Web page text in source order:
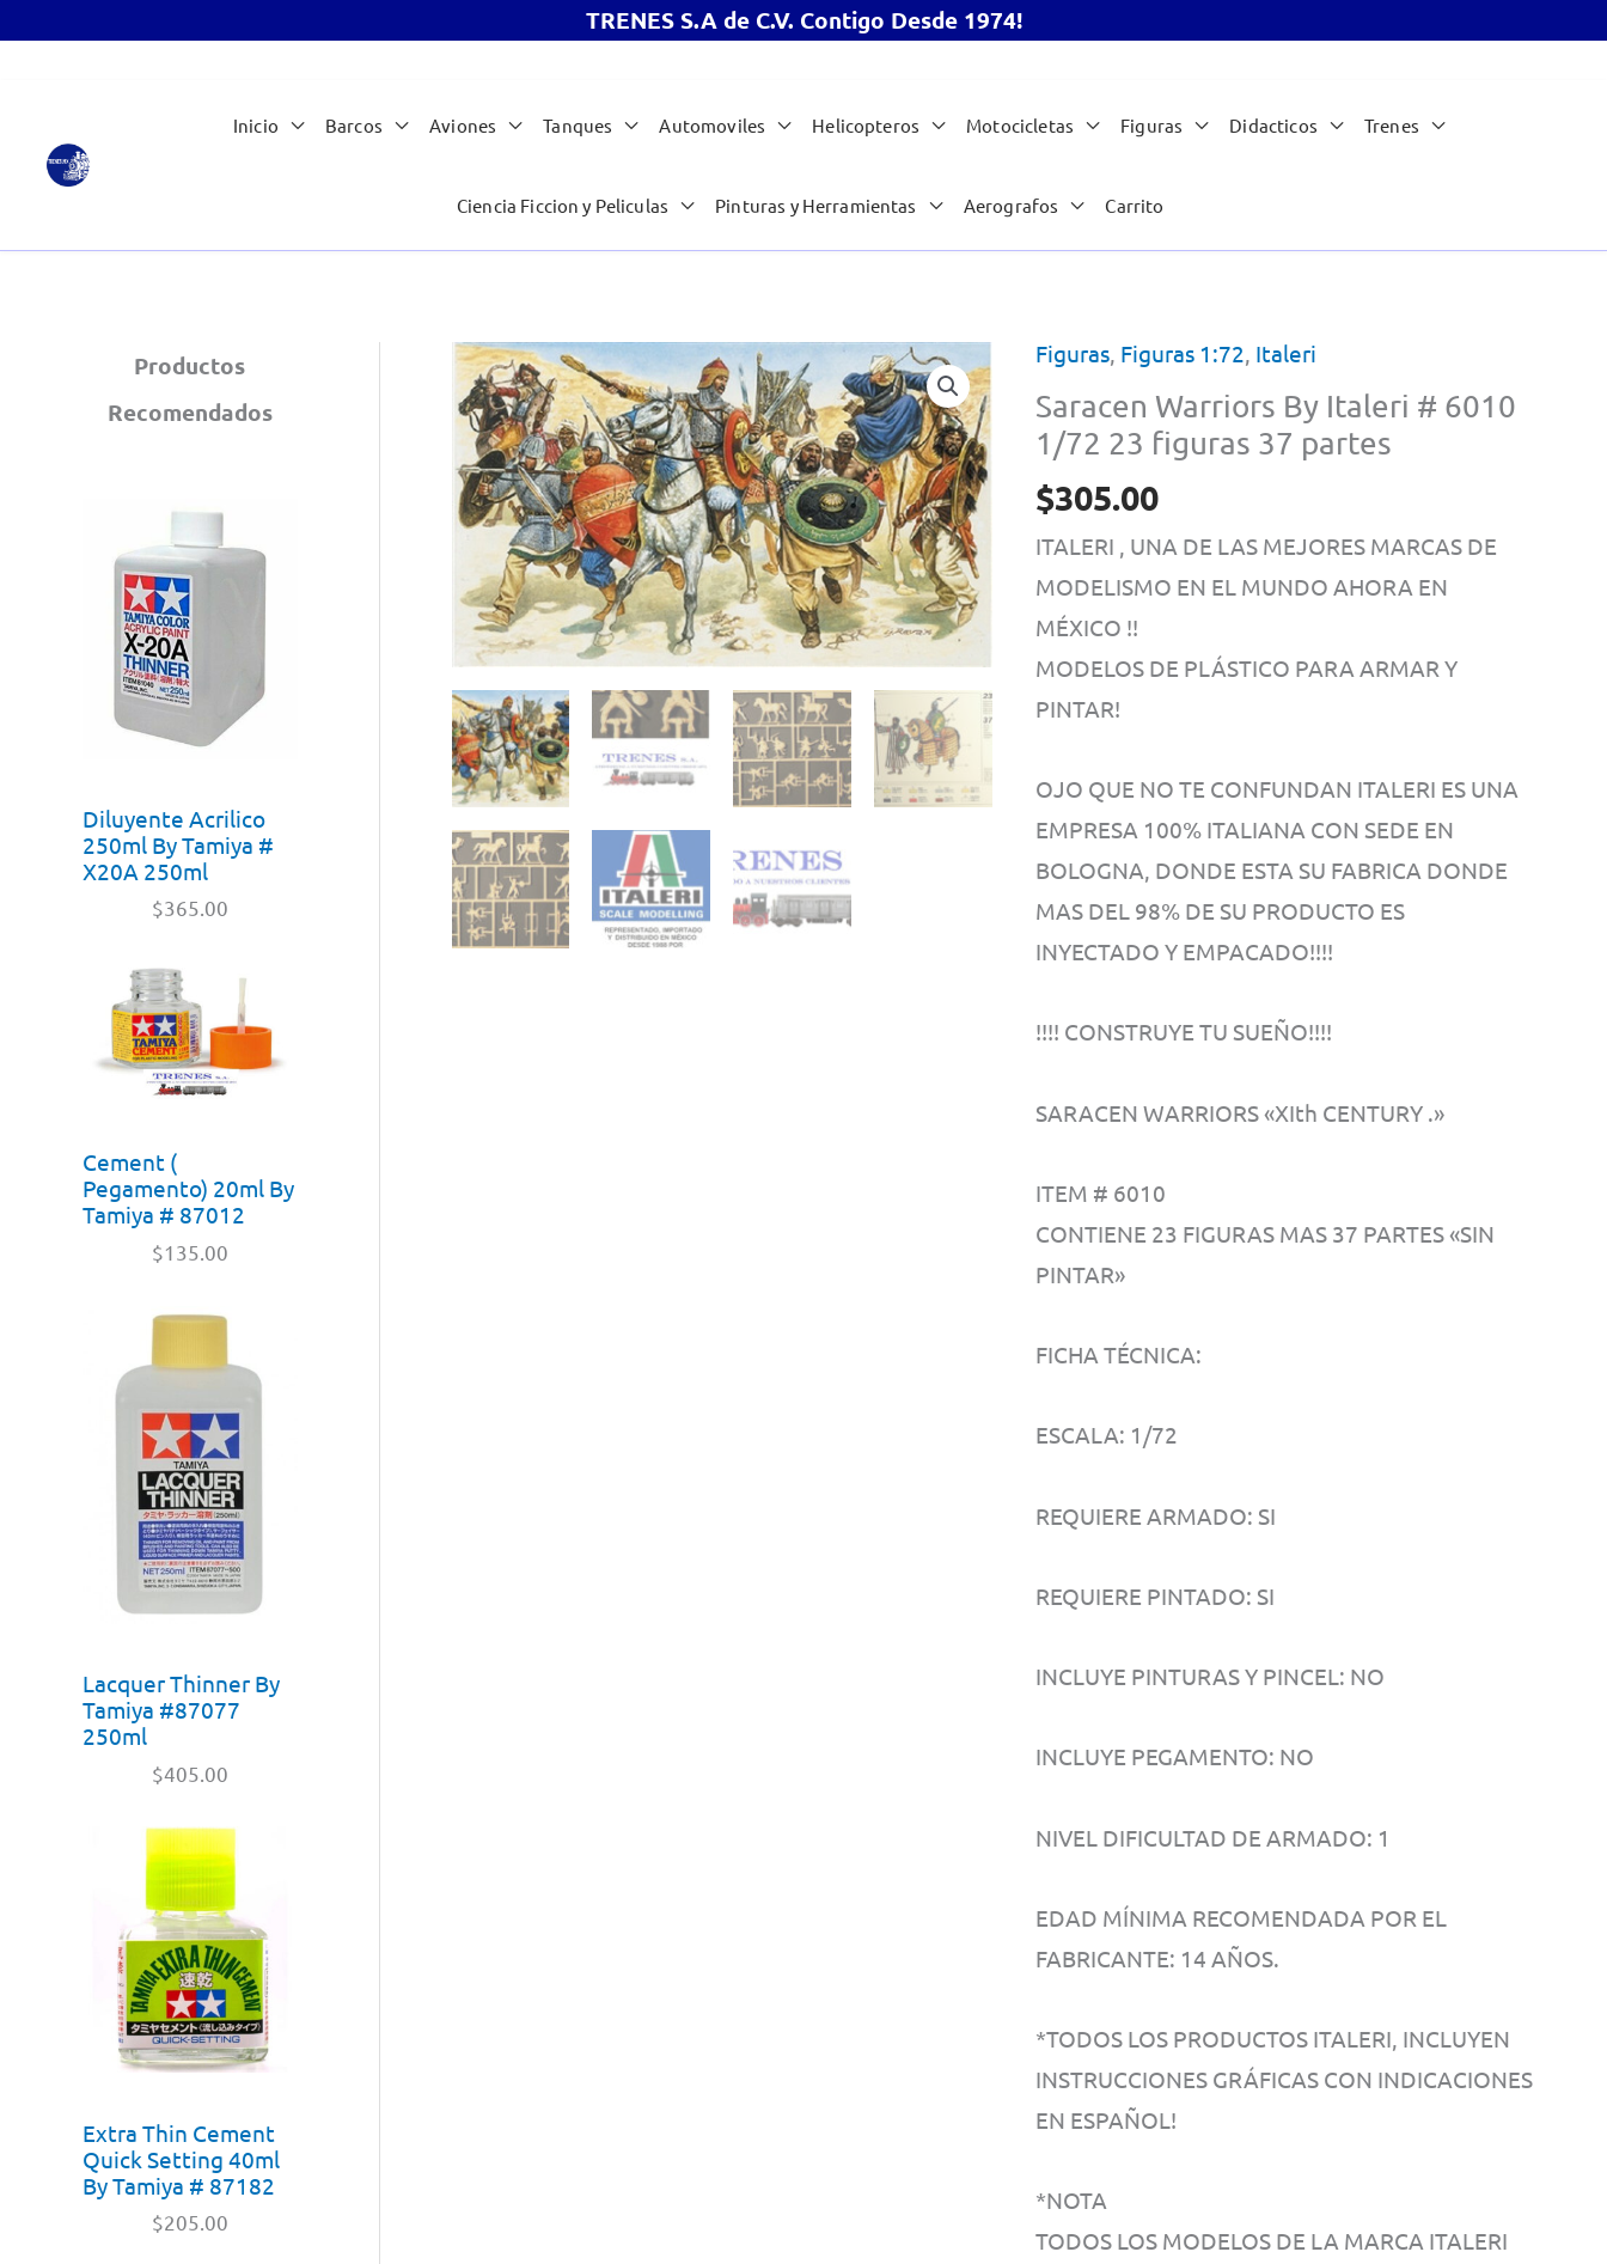
TRENES S.A de C.V. Contigo Desde 1974!
contenido
Inicio Barcos Aviones Tanques Automoviles Helicopteros Motocicletas Figuras Didacticos Trenes
Ciencia Ficcion y Peliculas Pinturas y Herramientas Aerografos Carrito
Productos
Recomendados
Diluyente Acrilico
250ml By Tamiya #
X20A 250ml
$365.00
Cement (
Pegamento) 20ml By
Tamiya # 87012
$135.00
Lacquer Thinner By
Tamiya #87077
250ml
$405.00
Extra Thin Cement
Quick Setting 40ml
By Tamiya # 87182
$205.00
Figuras, Figuras 1:72, Italeri
Saracen Warriors By Italeri # 6010
1/72 23 figuras 37 partes
$305.00
ITALERI , UNA DE LAS MEJORES MARCAS DE
MODELISMO EN EL MUNDO AHORA EN
MÉXICO !!
MODELOS DE PLÁSTICO PARA ARMAR Y
PINTAR!
OJO QUE NO TE CONFUNDAN ITALERI ES UNA
EMPRESA 100% ITALIANA CON SEDE EN
BOLOGNA, DONDE ESTA SU FABRICA DONDE
MAS DEL 98% DE SU PRODUCTO ES
INYECTADO Y EMPACADO!!!!
!!!! CONSTRUYE TU SUEÑO!!!!
SARACEN WARRIORS «XIth CENTURY .»
ITEM # 6010
CONTIENE 23 FIGURAS MAS 37 PARTES «SIN
PINTAR»
FICHA TÉCNICA:
ESCALA: 1/72
REQUIERE ARMADO: SI
REQUIERE PINTADO: SI
INCLUYE PINTURAS Y PINCEL: NO
INCLUYE PEGAMENTO: NO
NIVEL DIFICULTAD DE ARMADO: 1
EDAD MÍNIMA RECOMENDADA POR EL
FABRICANTE: 14 AÑOS.
*TODOS LOS PRODUCTOS ITALERI, INCLUYEN
INSTRUCCIONES GRÁFICAS CON INDICACIONES
EN ESPAÑOL!
*NOTA
TODOS LOS MODELOS DE LA MARCA ITALERI